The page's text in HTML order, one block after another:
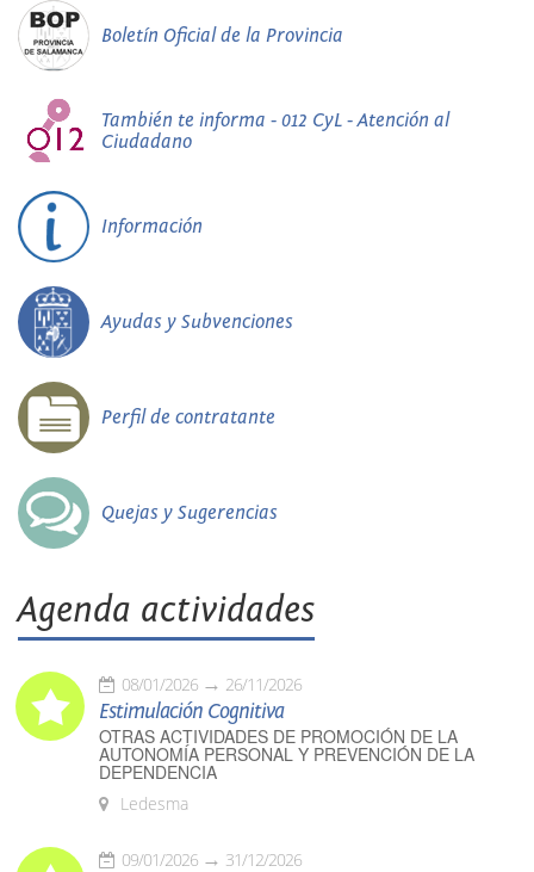
Boletín Oficial de la Provincia
También te informa - 012 CyL - Atención al
Ciudadano
Información
Ayudas y Subvenciones
Perfil de contratante
Quejas y Sugerencias
Agenda actividades
08/01/2026 26/11/2026
Estimulación Cognitiva
OTRAS ACTIVIDADES DE PROMOCIÓN DE LA
AUTONOMÍA PERSONAL Y PREVENCIÓN DE LA
DEPENDENCIA
Ledesma
09/01/2026 31/12/2026